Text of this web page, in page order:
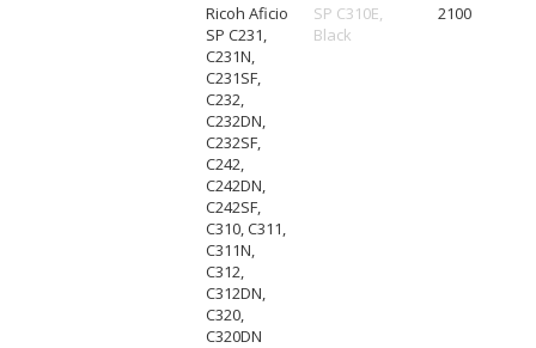
Ricoh Aficio
SP C231,
C231N,
C231SF,
C232,
C232DN,
C232SF,
C242,
C242DN,
C242SF,
C310, C311,
C311N,
C312,
C312DN,
C320,
C320DN
SP C310E,
Black
2100